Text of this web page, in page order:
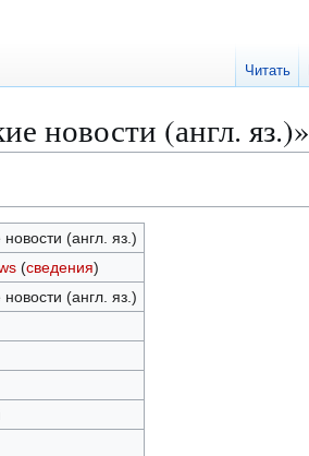
новости (англ. яз.)»
(англ. яз.)
(сведения)
(англ. яз.)
Читать